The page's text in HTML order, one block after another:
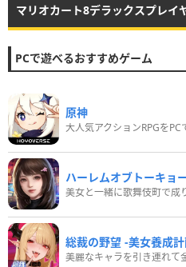
マリオカート8デラックスプレイ
PCで遊べるおすすめゲーム
原神
大人気アクションRPGをPC
ハーレムオブトーキョ
美女と一緒に歌舞伎町で成
総裁の野望 -美女養成
美麗なキャラを引き連れて